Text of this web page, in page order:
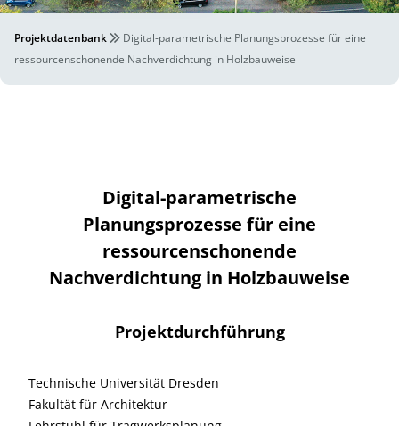
Projektdatenbank
Digital-parametrische Planungsprozesse für eine
ressourcenschonende Nachverdichtung in Holzbauweise
Digital-parametrische
Planungsprozesse für eine
ressourcenschonende
Nachverdichtung in Holzbauweise
Projektdurchführung
Technische Universität Dresden
Fakultät für Architektur